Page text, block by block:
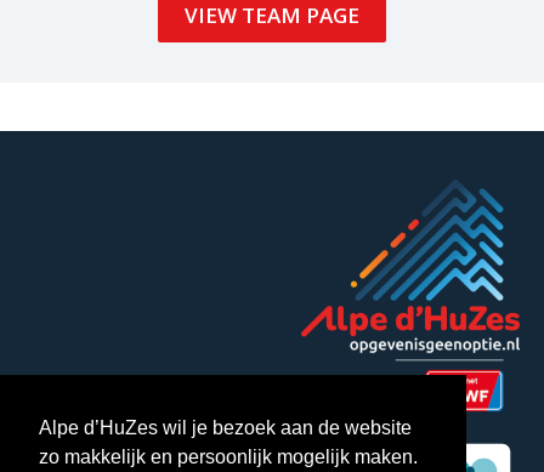
Alpe d’HuZes wil je bezoek aan de website
zo makkelijk en persoonlijk mogelijk maken.
VIEW TEAM PAGE